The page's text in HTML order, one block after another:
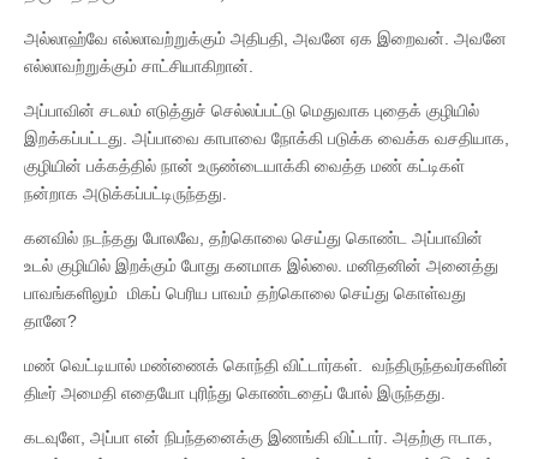
அல்லாஹ்வே எல்லாவற்றுக்கும் அதிபதி, அவனே ஏக இறைவன். அவனே
எல்லாவற்றுக்கும் சாட்சியாகிறான்.
அப்பாவின் சடலம் எடுத்துச் செல்லப்பட்டு மெதுவாக புதைக் குழியில்
இறக்கப்பட்டது. அப்பாவை காபாவை நோக்கி படுக்க வைக்க வசதியாக,
குழியின் பக்கத்தில் நான் உருண்டையாக்கி வைத்த மண் கட்டிகள்
நன்றாக அடுக்கப்பட்டிருந்தது.
கனவில் நடந்தது போலவே, தற்கொலை செய்து கொண்ட அப்பாவின்
உடல் குழியில் இறக்கும் போது கனமாக இல்லை. மனிதனின் அனைத்து
பாவங்களிலும் மிகப் பெரிய பாவம் தற்கொலை செய்து கொள்வது
தானே?
மண் வெட்டியால் மண்ணைக் கொந்தி விட்டார்கள். வந்திருந்தவர்களின்
திடீர் அமைதி எதையோ புரிந்து கொண்டதைப் போல் இருந்தது.
கடவுளே, அப்பா என் நிபந்தனைக்கு இணங்கி விட்டார். அதற்கு ஈடாக,